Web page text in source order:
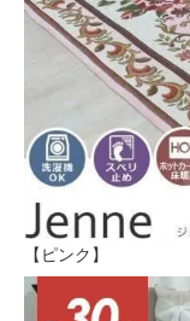
【ピンク】